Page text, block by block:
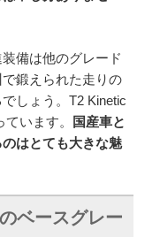
備は他のグレード
鍛えられた走りの
しょう。T2 Kinetic
います。
国産車と
はとても大きな魅
ベースグレー